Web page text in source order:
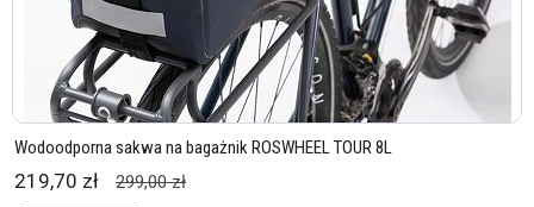
Wodoodporna sakwa na bagażnik ROSWHEEL TOUR 8L
219,70 zł 299,00 zł